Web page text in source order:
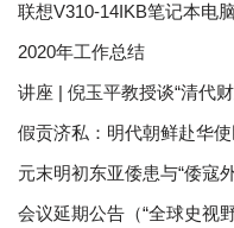
联想V310-14IKB笔记本电
2020年工作总结
讲座 | 倪玉平教授谈“清代
假贡济私：明代朝鲜赴华
元末明初东亚倭患与“倭寇
会议延期公告（“全球史视